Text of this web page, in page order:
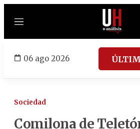
Menú
06 ago 2026
Sociedad
Comilona de